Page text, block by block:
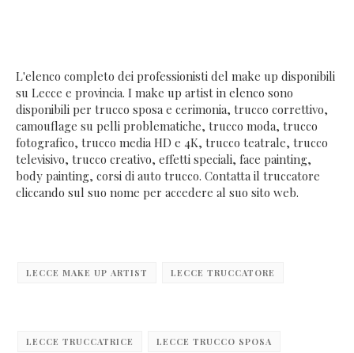
L'elenco completo dei professionisti del make up disponibili
su Lecce e provincia. I make up artist in elenco sono
disponibili per trucco sposa e cerimonia, trucco correttivo,
camouflage su pelli problematiche, trucco moda, trucco
fotografico, trucco media HD e 4K, trucco teatrale, trucco
televisivo, trucco creativo, effetti speciali, face painting,
body painting, corsi di auto trucco. Contatta il truccatore
cliccando sul suo nome per accedere al suo sito web.
LECCE MAKE UP ARTIST LECCE TRUCCATORE
LECCE TRUCCATRICE LECCE TRUCCO SPOSA